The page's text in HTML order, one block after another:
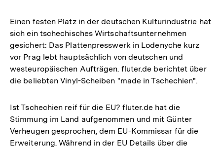
Einen festen Platz in der deutschen Kulturindustrie hat
sich ein tschechisches Wirtschaftsunternehmen
gesichert: Das Plattenpresswerk in Lodenyche kurz
vor Prag lebt hauptsächlich von deutschen und
westeuropäischen Aufträgen. fluter.de berichtet über
die beliebten Vinyl-Scheiben "made in Tschechien".
Ist Tschechien reif für die EU? fluter.de hat die
Stimmung im Land aufgenommen und mit Günter
Verheugen gesprochen, dem EU-Kommissar für die
Erweiterung. Während in der EU Details über die